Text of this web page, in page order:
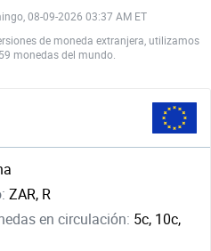
08-09-2026 03:37 AM ET
de moneda extranjera, utilizamos
monedas del mundo.
ZAR, R
en circulación: 5c, 10c,